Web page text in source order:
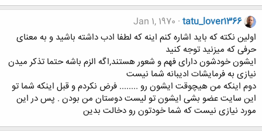
tatu_lover1366
Jan 1, 1970
اولین نکته که باید اشاره کنم اینه که لطفا ادب داشته باشید و به معنای
حرفی که میزنید توجه کنید
ایشون خودشون دارای فهم و شعور هستند,اگه الزم باشه حتما تذکر میدن
نیازی به فرمایشات ادیبانه شما نیست
دوم اینکه من هیچوقت ایشون رو ........ فرض نکردم و قبل اینکه شما تو
این سایت عضو بشی ایشون تو لیست دوستان من بودن . پس در این
مورد نیازی نیست که شما خودتون رو دخالت بدین